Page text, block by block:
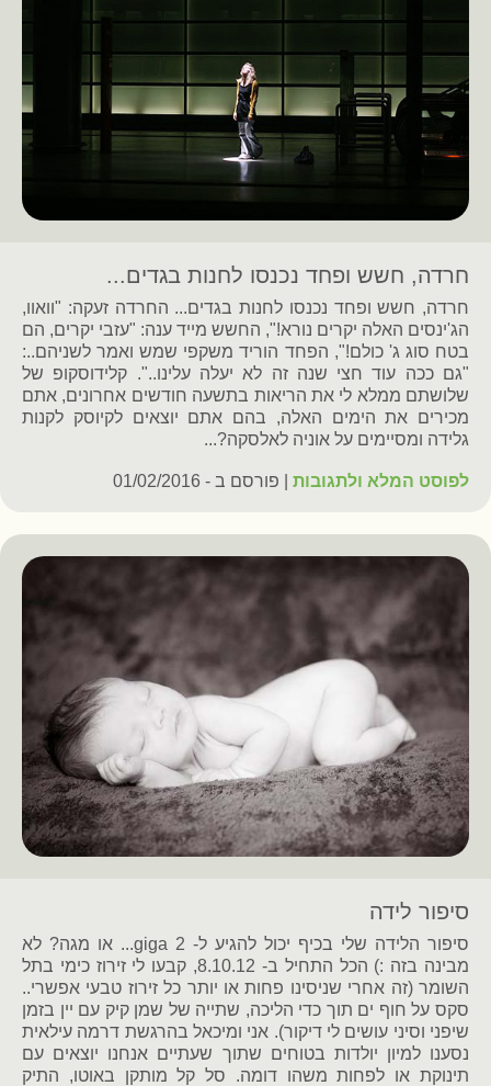
חרדה, חשש ופחד נכנסו לחנות בגדים...
חרדה, חשש ופחד נכנסו לחנות בגדים... החרדה זעקה: "וואוו,
הג'ינסים האלה יקרים נורא!", החשש מייד ענה: "עזבי יקרים, הם
בטח סוג ג' כולם!", הפחד הוריד משקפי שמש ואמר לשניהם..:
"גם ככה עוד חצי שנה זה לא יעלה עלינו..". קלידוסקופ של
שלושתם ממלא לי את הריאות בתשעה חודשים אחרונים, אתם
מכירים את הימים האלה, בהם אתם יוצאים לקיוסק לקנות
גלידה ומסיימים על אוניה לאלסקה?...
לפוסט המלא ולתגובות | פורסם ב - 01/02/2016
סיפור לידה
סיפור הלידה שלי בכיף יכול להגיע ל- 2 giga... או מגה? לא
מבינה בזה :) הכל התחיל ב- 8.10.12, קבעו לי זירוז כימי בתל
השומר (זה אחרי שניסינו פחות או יותר כל זירוז טבעי אפשרי..
סקס על חוף ים תוך כדי הליכה, שתייה של שמן קיק עם יין בזמן
שיפני וסיני עושים לי דיקור). אני ומיכאל בהרגשת דרמה עילאית
נסענו למיון יולדות בטוחים שתוך שעתיים אנחנו יוצאים עם
תינוקת או לפחות משהו דומה. סל קל מותקן באוטו, התיק